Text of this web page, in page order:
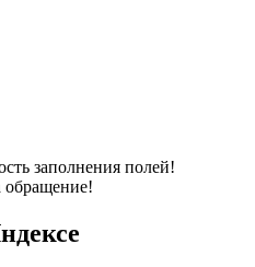
заполнения полей!
обращение!
ндексе